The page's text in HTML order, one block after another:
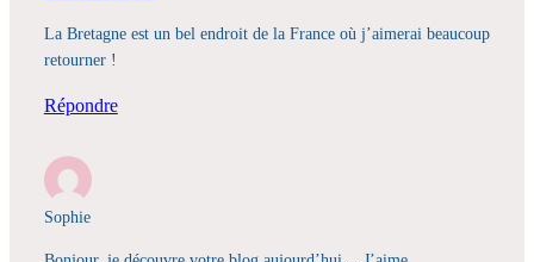
La Bretagne est un bel endroit de la France où j’aimerai beaucoup
retourner !
Répondre
Sophie